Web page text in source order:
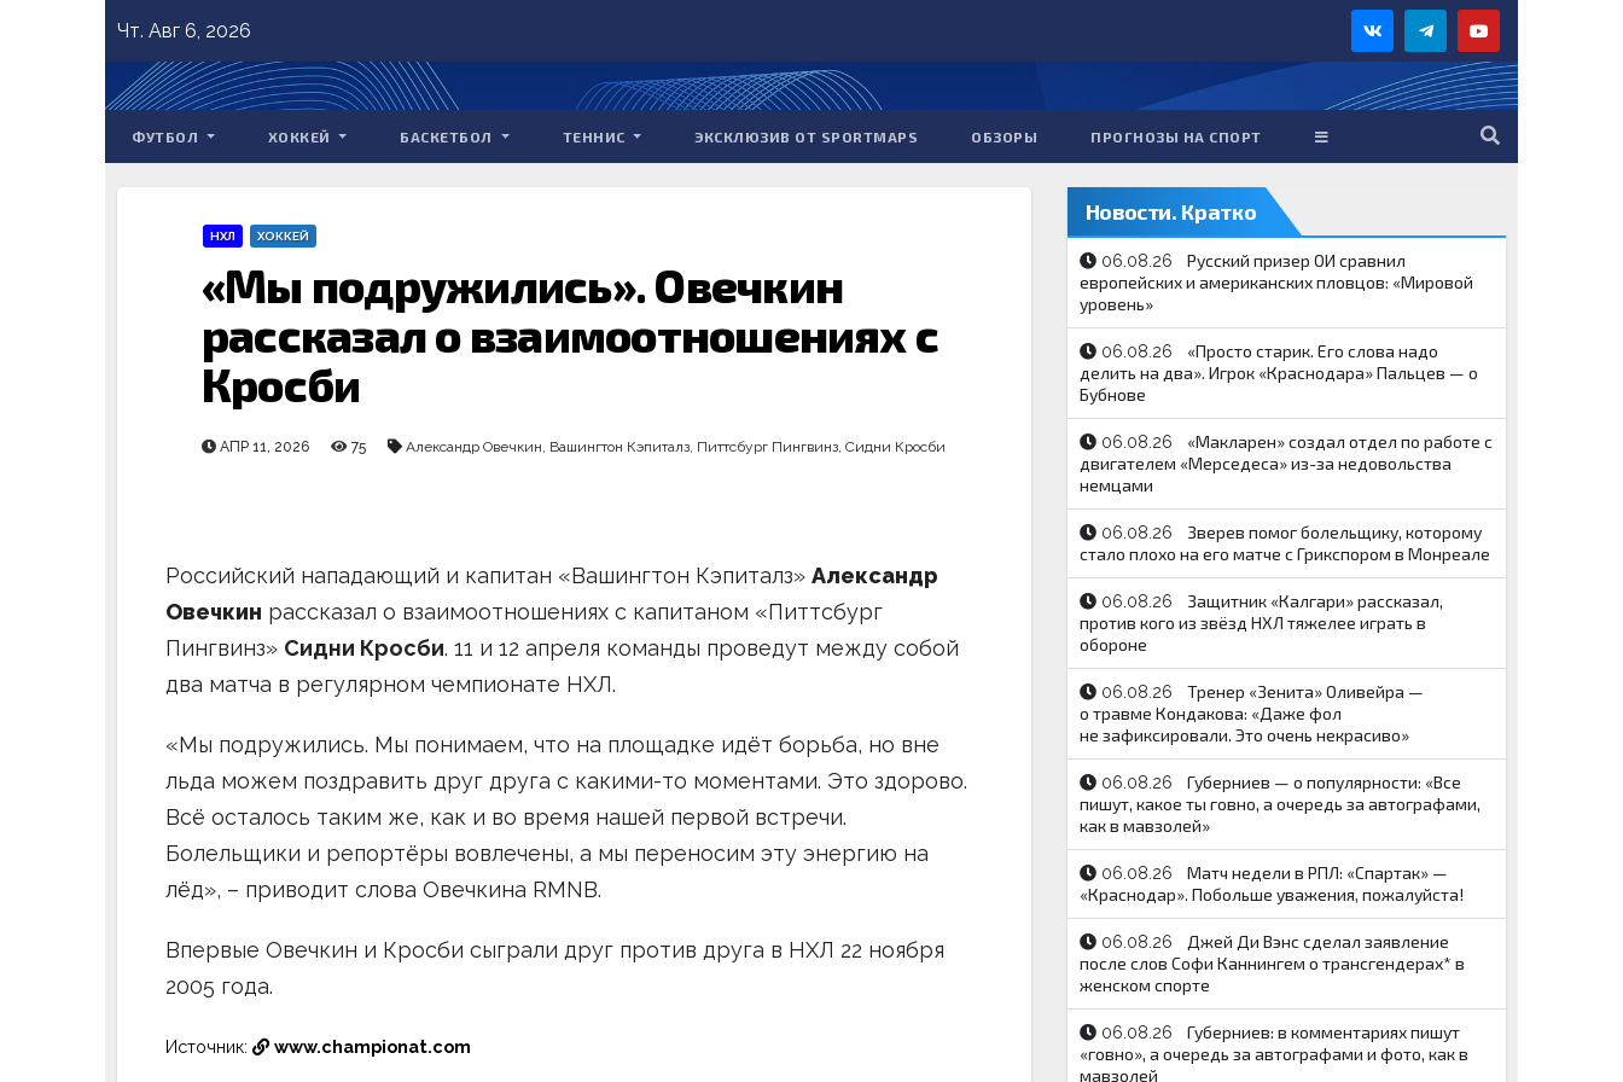
content
Чт. Авг 6, 2026
ФУТБОЛ ХОККЕЙ БАСКЕТБОЛ ТЕННИС ЭКСКЛЮЗИВ ОТ SPORTMAPS ОБЗОРЫ ПРОГНОЗЫ НА СПОРТ
НХЛ ХОККЕЙ
«Мы подружились». Овечкин
рассказал о взаимоотношениях с
Кросби
АПР 11, 2026 75 Александр Овечкин, Вашингтон Кэпиталз, Питтсбург Пингвинз, Сидни Кросби
Российский нападающий и капитан «Вашингтон Кэпиталз» Александр
Овечкин рассказал о взаимоотношениях с капитаном «Питтсбург
Пингвинз» Сидни Кросби. 11 и 12 апреля команды проведут между собой
два матча в регулярном чемпионате НХЛ.
«Мы подружились. Мы понимаем, что на площадке идёт борьба, но вне
льда можем поздравить друг друга с какими-то моментами. Это здорово.
Всё осталось таким же, как и во время нашей первой встречи.
Болельщики и репортёры вовлечены, а мы переносим эту энергию на
лёд», – приводит слова Овечкина RMNB.
Впервые Овечкин и Кросби сыграли друг против друга в НХЛ 22 ноября
2005 года.
Источник: www.championat.com
Новости. Кратко
06.08.26
Русский призер ОИ сравнил
европейских и американских пловцов: «Мировой
уровень»
06.08.26
«Просто старик. Его слова надо
делить на два». Игрок «Краснодара» Пальцев — о
Бубнове
06.08.26
«Макларен» создал отдел по работе с
двигателем «Мерседеса» из-за недовольства
немцами
06.08.26
Зверев помог болельщику, которому
стало плохо на его матче с Грикспором в Монреале
06.08.26
Защитник «Калгари» рассказал,
против кого из звёзд НХЛ тяжелее играть в
обороне
06.08.26
Тренер «Зенита» Оливейра —
о травме Кондакова: «Даже фол
не зафиксировали. Это очень некрасиво»
06.08.26
Губерниев — о популярности: «Все
пишут, какое ты говно, а очередь за автографами,
как в мавзолей»
06.08.26
Матч недели в РПЛ: «Спартак» —
«Краснодар». Побольше уважения, пожалуйста!
06.08.26
Джей Ди Вэнс сделал заявление
после слов Софи Каннингем о трансгендерах* в
женском спорте
06.08.26
Губерниев: в комментариях пишут
«говно», а очередь за автографами и фото, как в
мавзолей